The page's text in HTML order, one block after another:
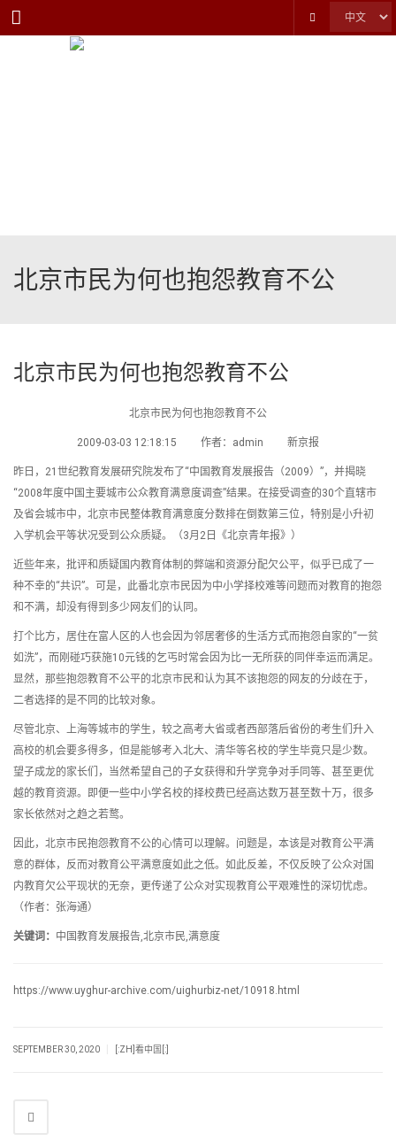
Menu
北京市民为何也抱怨教育不公
北京市民为何也抱怨教育不公
北京市民为何也抱怨教育不公
2009-03-03 12:18:15 作者：admin 新京报
昨日，21世纪教育发展研究院发布了“中国教育发展报告（2009）”，并揭晓
“2008年度中国主要城市公众教育满意度调查”结果。在接受调查的30个直辖市
及省会城市中，北京市民整体教育满意度分数排在倒数第三位，特别是小升初
入学机会平等状况受到公众质疑。（3月2日《北京青年报》）
近些年来，批评和质疑国内教育体制的弊端和资源分配欠公平，似乎已成了一
种不幸的“共识”。可是，此番北京市民因为中小学择校难等问题而对教育的抱怨
和不满，却没有得到多少网友们的认同。
打个比方，居住在富人区的人也会因为邻居奢侈的生活方式而抱怨自家的“一贫
如洗”，而刚碰巧获施10元钱的乞丐时常会因为比一无所获的同伴幸运而满足。
显然，那些抱怨教育不公平的北京市民和认为其不该抱怨的网友的分歧在于，
二者选择的是不同的比较对象。
尽管北京、上海等城市的学生，较之高考大省或者西部落后省份的考生们升入
高校的机会要多得多，但是能够考入北大、清华等名校的学生毕竟只是少数。
望子成龙的家长们，当然希望自己的子女获得和升学竞争对手同等、甚至更优
越的教育资源。即便一些中小学名校的择校费已经高达数万甚至数十万，很多
家长依然对之趋之若鹜。
因此，北京市民抱怨教育不公的心情可以理解。问题是，本该是对教育公平满
意的群体，反而对教育公平满意度如此之低。如此反差，不仅反映了公众对国
内教育欠公平现状的无奈，更传递了公众对实现教育公平艰难性的深切忧虑。
（作者：张海通）
关键词： 中国教育发展报告,北京市民,满意度
https://www.uyghur-archive.com/uighurbiz-net/10918.html
SEPTEMBER 30, 2020 [:ZH]看中国[:]